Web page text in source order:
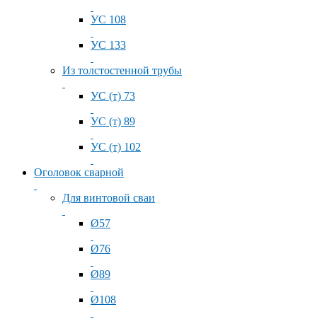
УС 108
УС 133
Из толстостенной трубы
УС (т) 73
УС (т) 89
УС (т) 102
Оголовок сварной
Для винтовой сваи
Ø57
Ø76
Ø89
Ø108